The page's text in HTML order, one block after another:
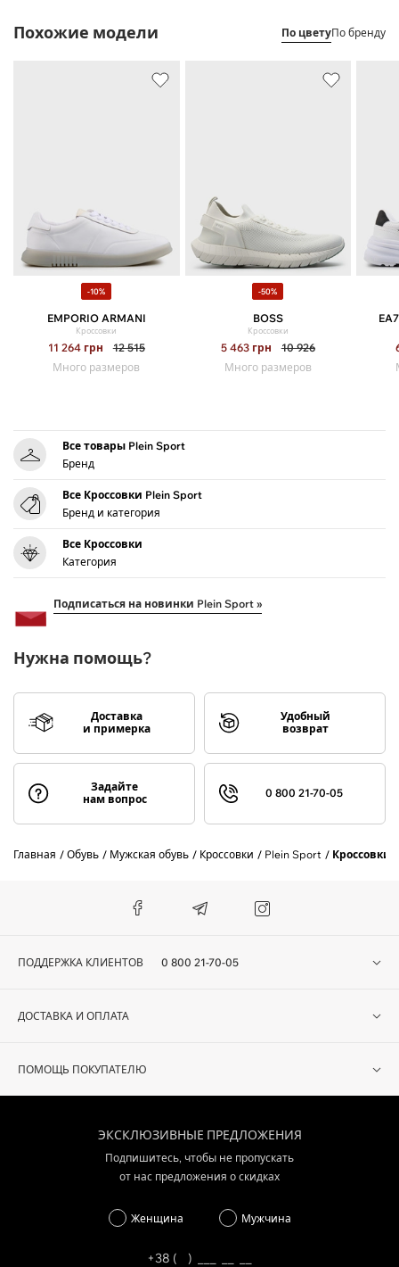
Похожие модели По цветуПо бренду
-10%
EMPORIO ARMANI
Кроссовки
11 264 грн
12 515
Много размеров
-50%
BOSS
Кроссовки
5 463 грн
10 926
Много размеров
Все товары Plein Sport
Бренд
Все Кроссовки Plein Sport
Бренд и категория
Все Кроссовки
Категория
Подписаться на новинки Plein Sport »
Нужна помощь?
Доставка
и примерка
Удобный
возврат
Задайте
нам вопрос
0 800 21-70-05
Главная Обувь Мужская обувь Кроссовки Plein Sport Кроссовки
ПОДДЕРЖКА КЛИЕНТОВ 0 800 21-70-05
ДОСТАВКА И ОПЛАТА
ПОМОЩЬ ПОКУПАТЕЛЮ
ЭКСКЛЮЗИВНЫЕ ПРЕДЛОЖЕНИЯ
Подпишитесь, чтобы не пропускать
от нас предложения о скидках
Женщина Мужчина